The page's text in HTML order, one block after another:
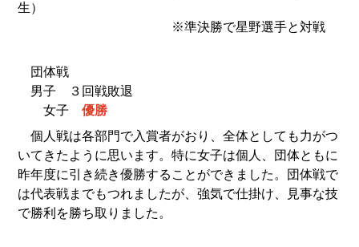
生）
※準決勝で星野選手と対戦
団体戦
男子 ３回戦敗退
女子優勝
個人戦は各部門で入賞者がおり、全体としても力がつ
いてきたように思います。特に女子は個人、団体ともに
昨年度に引き続き優勝することができました。団体戦で
は代表戦までもつれましたが、強気で仕掛け、見事な技
で勝利を勝ち取りました。